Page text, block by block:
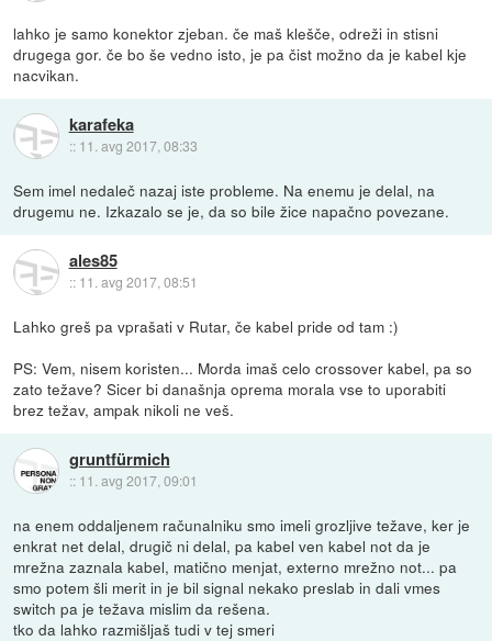
lahko je samo konektor zjeban. če maš klešče, odreži in stisni
drugega gor. če bo še vedno isto, je pa čist možno da je kabel kje
nacvikan.
karafeka
:: 11. avg 2017, 08:33
Sem imel nedaleč nazaj iste probleme. Na enemu je delal, na
drugemu ne. Izkazalo se je, da so bile žice napačno povezane.
ales85
:: 11. avg 2017, 08:51
Lahko greš pa vprašati v Rutar, če kabel pride od tam :)
PS: Vem, nisem koristen... Morda imaš celo crossover kabel, pa so
zato težave? Sicer bi današnja oprema morala vse to uporabiti
brez težav, ampak nikoli ne veš.
gruntfürmich
:: 11. avg 2017, 09:01
na enem oddaljenem računalniku smo imeli grozljive težave, ker je
enkrat net delal, drugič ni delal, pa kabel ven kabel not da je
mrežna zaznala kabel, matično menjat, externo mrežno not... pa
smo potem šli merit in je bil signal nekako preslab in dali vmes
switch pa je težava mislim da rešena.
tko da lahko razmišljaš tudi v tej smeri